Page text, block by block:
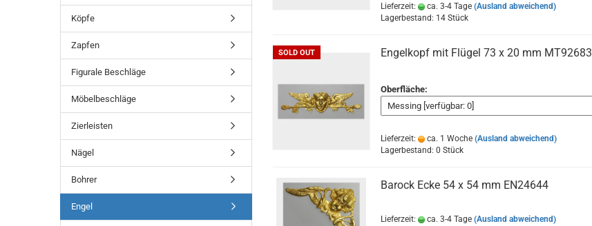
Lieferzeit: ca. 3-4 Tage (Ausland abweichend)
Lagerbestand: 14 Stück
SOLD OUT Engelkopf mit Flügel 73 x 20 mm MT92683
Oberfläche:
Lieferzeit: ca. 1 Woche (Ausland abweichend)
Lagerbestand: 0 Stück
Barock Ecke 54 x 54 mm EN24644
Lieferzeit: ca. 3-4 Tage (Ausland abweichend)
Köpfe
Zapfen
Figurale Beschläge
Möbelbeschläge
Zierleisten
Nägel
Bohrer
Engel